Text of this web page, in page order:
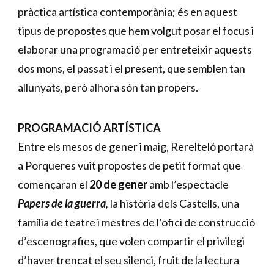
pràctica artística contemporània; és en aquest
tipus de propostes que hem volgut posar el focus i
elaborar una programació per entreteixir aquests
dos mons, el passat i el present, que semblen tan
allunyats, però alhora són tan propers.
PROGRAMACIÓ ARTÍSTICA
Entre els mesos de gener i maig, Rerelteló portarà
a Porqueres vuit propostes de petit format que
començaran el 20 de gener amb l’espectacle
Papers de la guerra, la història dels Castells, una
família de teatre i mestres de l’ofici de construcció
d’escenografies, que volen compartir el privilegi
d’haver trencat el seu silenci, fruit de la lectura